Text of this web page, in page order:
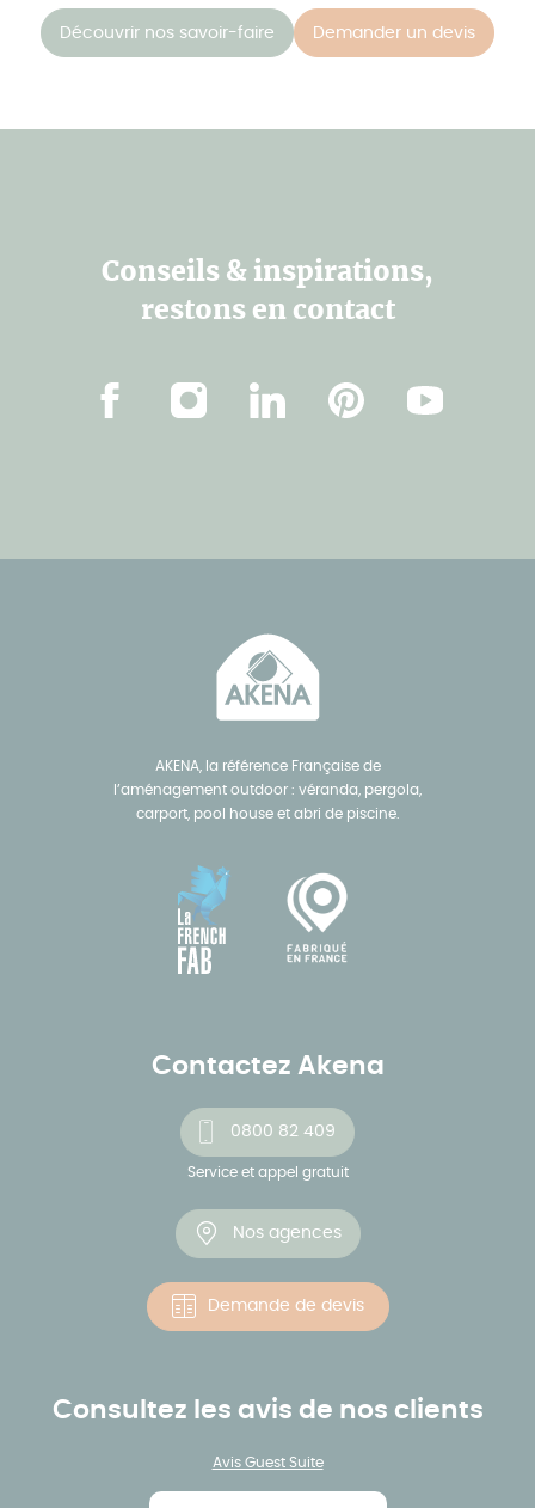
Découvrir nos savoir-faire Demander un devis
AKENA, la référence Française de
l’aménagement outdoor : véranda, pergola,
carport, pool house et abri de piscine.
Contactez Akena
0800 82 409
Service et appel gratuit
Nos agences
Demande de devis
Consultez les avis de nos clients
Avis Guest Suite
Conseils & inspirations,
restons en contact
FacebookInstagramLinkedInPinterestYoutube